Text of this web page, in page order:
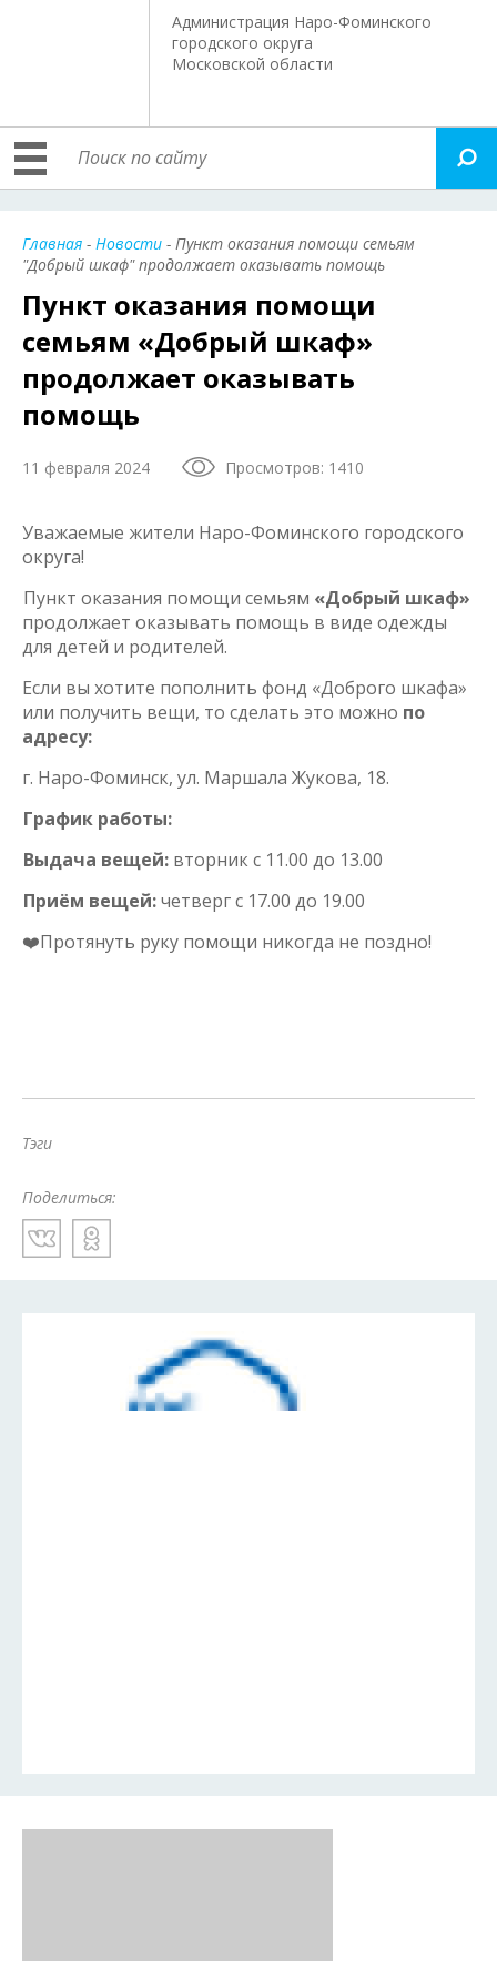
Администрация Наро-Фоминского
городского округа
Московской области
Главная - Новости - Пункт оказания помощи семьям
"Добрый шкаф" продолжает оказывать помощь
Пункт оказания помощи
семьям «Добрый шкаф»
продолжает оказывать
помощь
11 февраля 2024 Просмотров: 1410
Уважаемые жители Наро-Фоминского городского
округа!
Пункт оказания помощи семьям «Добрый шкаф»
продолжает оказывать помощь в виде одежды
для детей и родителей.
Если вы хотите пополнить фонд «Доброго шкафа»
или получить вещи, то сделать это можно по
адресу:
г. Наро-Фоминск, ул. Маршала Жукова, 18.
График работы:
Выдача вещей: вторник с 11.00 до 13.00
Приём вещей:четверг с 17.00 до 19.00
❤️Протянуть руку помощи никогда не поздно!
Тэги
Поделиться: